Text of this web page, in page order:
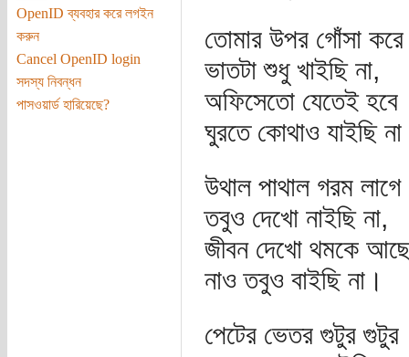
OpenID ব্যবহার করে লগইন
করুন
Cancel OpenID login
সদস্য নিবন্ধন
পাসওয়ার্ড হারিয়েছে?
তোমার উপর গোঁসা করে
ভাতটা শুধু খাইছি না,
অফিসেতো যেতেই হবে
ঘুরতে কোথাও যাইছি
উথাল পাথাল গরম লাগে
তবুও দেখো নাইছি না,
জীবন দেখো থমকে
নাও তবুও বাইছি না।
পেটের ভেতর গুটুর গুটুর